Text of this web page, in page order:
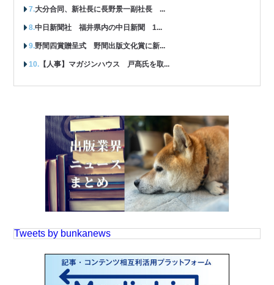
大分合同、新社長に長野景一副社長 ...
中日新聞社 福井県内の中日新聞 1...
野間四賞贈呈式 野間出版文化賞に新...
【人事】マガジンハウス 戸髙氏を取...
Tweets by bunkanews